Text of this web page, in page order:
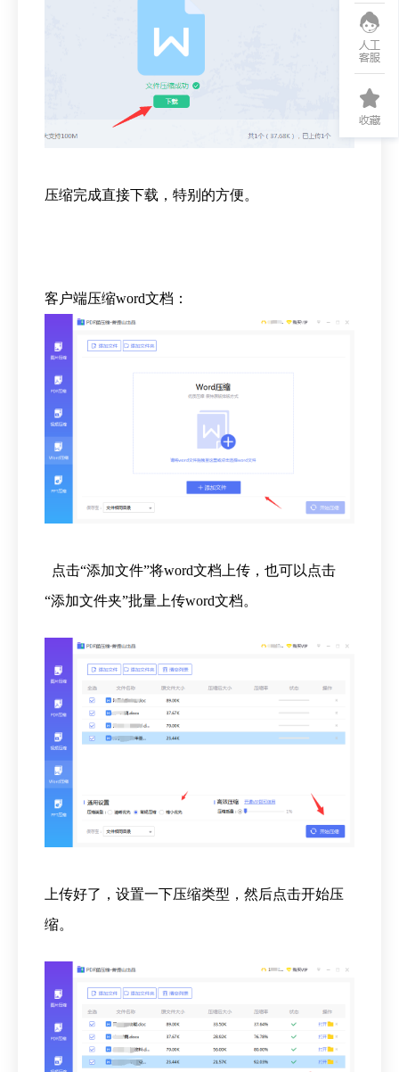
压缩完成直接下载，特别的方便。
客户端压缩word文档：
点击“添加文件”将word文档上传，也可以点击
“添加文件夹”批量上传word文档。
上传好了，设置一下压缩类型，然后点击开始压
缩。